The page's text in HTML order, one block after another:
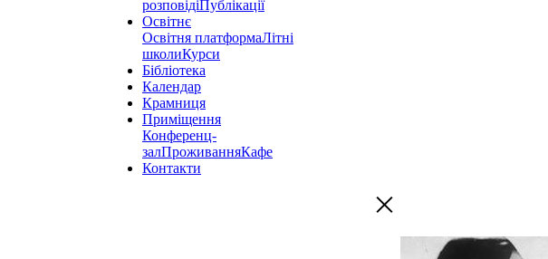
розповідіПублікації
Освітнє
Освітня платформаЛітні
школиКурси
Бібліотека
Календар
Крамниця
Приміщення
Конференц-
залПроживанняКафе
Контакти